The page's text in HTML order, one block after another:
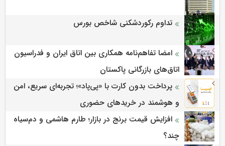
تداوم رکوردشکنی شاخص بورس
امضا تفاهم‌نامه همکاری بین اتاق ایران و فدراسیون
اتاق‌های بازرگانی پاکستان
پرداخت بدون کارت با «پی‌پاد»؛ تجربه‌ای سریع، امن
و هوشمند در خریدهای حضوری
افزایش قیمت برنج در بازار؛ طارم هاشمی و دم‌سیاه
چند؟